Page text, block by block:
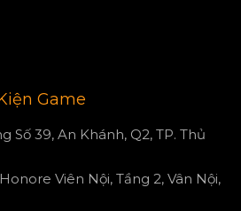
Game
Số 39, An Khánh, Q2, TP. Thủ
Viên Nội, Tầng 2, Vân Nội,